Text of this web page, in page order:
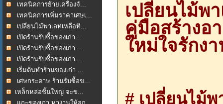
เทคนิคการย้ายเครื่องจั...
เทคนิคการเพิ่มราคาเศษเ...
เปลี่ยนไม้พาเลทเหลือทิ...
เปิดร้านรับซื้อของเก่า...
เปิดร้านรับซื้อของเก่า...
เปิดร้านรับซื้อของเก่า...
เริ่มต้นทำร้านของเก่า ...
เศษกระดาษ ร้านรับซื้อข...
​เหล็กหล่อชิ้นใหญ่ จะข...
เปลี่ยนไม้พ
คู่มือสร้างอ
ใหม่ใจรักง
# เปลี่ยนไม้พ